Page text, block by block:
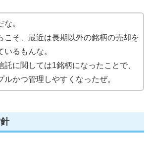
な。
こそ、最近は長期以外の銘柄の売却を
いるもんな。
託に関しては1銘柄になったことで、
ルかつ管理しやすくなったぜ。